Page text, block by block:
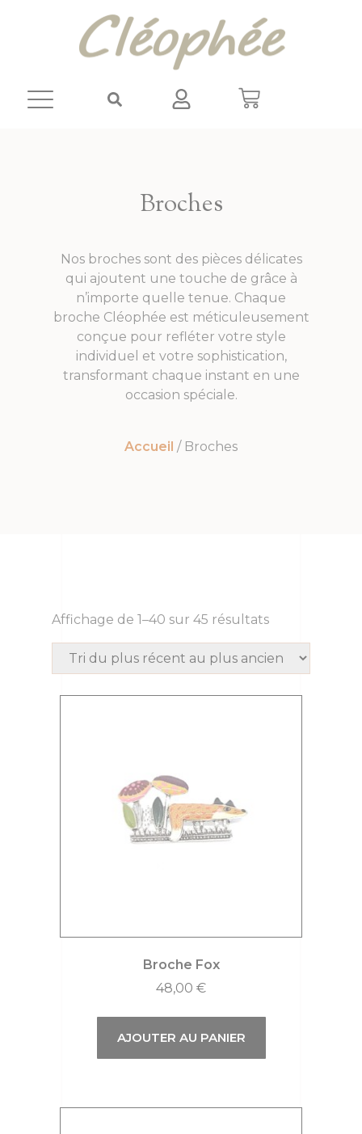
Broches
Nos broches sont des pièces délicates
qui ajoutent une touche de grâce à
n’importe quelle tenue. Chaque
broche Cléophée est méticuleusement
conçue pour refléter votre style
individuel et votre sophistication,
transformant chaque instant en une
occasion spéciale.
Accueil / Broches
Affichage de 1–40 sur 45 résultats
Broche Fox
48,00 €
AJOUTER AU PANIER